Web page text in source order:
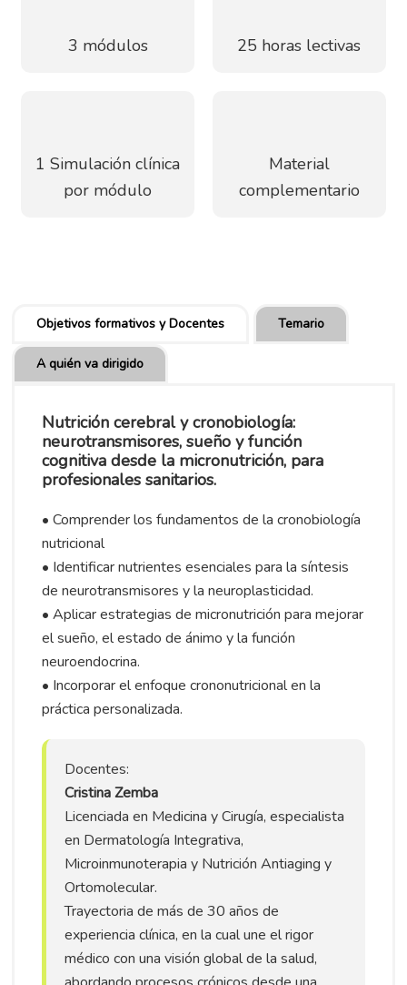
3 módulos 25 horas lectivas
1 Simulación clínica
por módulo
Material
complementario
Objetivos formativos y Docentes Temario
A quién va dirigido
Nutrición cerebral y cronobiología:
neurotransmisores, sueño y función
cognitiva desde la micronutrición, para
profesionales sanitarios.
• Comprender los fundamentos de la cronobiología
nutricional
• Identificar nutrientes esenciales para la síntesis
de neurotransmisores y la neuroplasticidad.
• Aplicar estrategias de micronutrición para mejorar
el sueño, el estado de ánimo y la función
neuroendocrina.
• Incorporar el enfoque crononutricional en la
práctica personalizada.
Docentes:
Cristina Zemba
Licenciada en Medicina y Cirugía, especialista
en Dermatología Integrativa,
Microinmunoterapia y Nutrición Antiaging y
Ortomolecular.
Trayectoria de más de 30 años de
experiencia clínica, en la cual une el rigor
médico con una visión global de la salud,